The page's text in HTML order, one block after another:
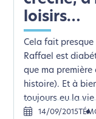
loisirs…
Cela fait presque
Raffael est
que ma première
histoire). Et à
toujours eu la vie
14/09/2015